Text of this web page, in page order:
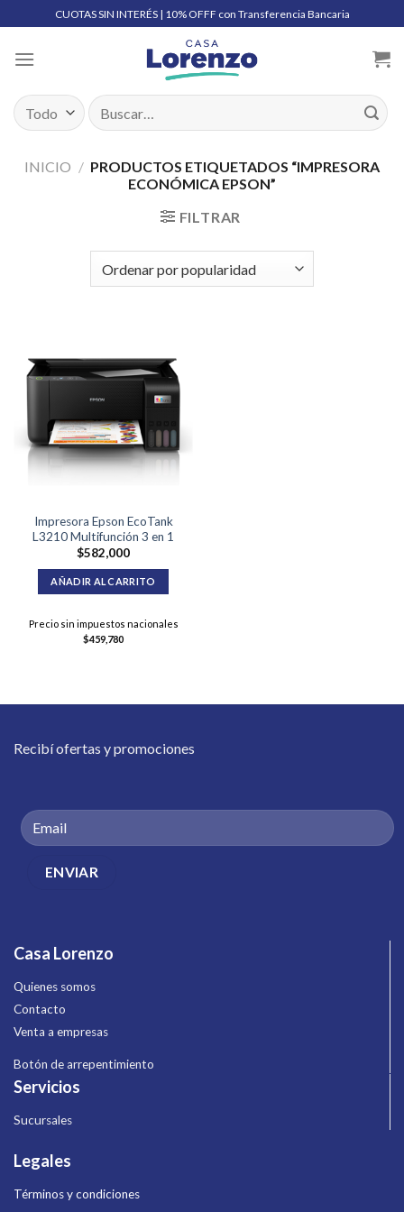
to
content
CUOTAS SIN INTERÉS | 10% OFFF con Transferencia Bancaria
Buscar
por:
INICIO / PRODUCTOS ETIQUETADOS “IMPRESORA
ECONÓMICA EPSON”
FILTRAR
Impresora Epson EcoTank
L3210 Multifunción 3 en 1
$582,000
AÑADIR AL CARRITO
Precio sin impuestos nacionales
$459,780
Recibí ofertas y promociones
Casa Lorenzo
Quienes somos
Contacto
Venta a empresas
Botón de arrepentimiento
Servicios
Sucursales
Legales
Términos y condiciones